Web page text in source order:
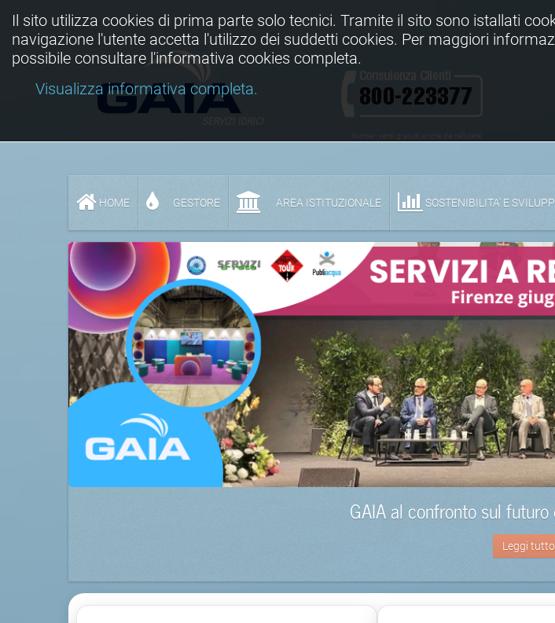
HOME GESTORE AREA ISTITUZIONALE SOSTENIBILITA' E
GAIA al confronto sul futuro
Leggi tutto
Il sito utilizza cookies di prima parte solo tecnici. Tramite il sito sono istallati
navigazione l'utente accetta l'utilizzo dei suddetti cookies. Per maggiori
possibile consultare l'informativa cookies completa.
Visualizza informativa completa.